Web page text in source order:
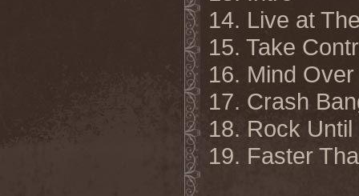
14. Live at
15. Take
16. Mind
17. Crash
18. Rock Until
19. Faster